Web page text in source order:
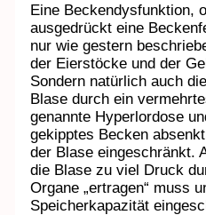
Eine Beckendysfunktion,
ausgedrückt eine
nur wie gestern
der Eierstöcke und der
Sondern natürlich auch
Blase durch ein
genannte Hyperlordose
gekipptes Becken
der Blase eingeschränkt.
die Blase zu viel Druck
Organe „ertragen“ muss
Speicherkapazität